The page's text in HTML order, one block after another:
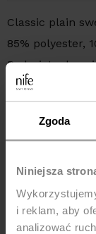
Zgoda
Niniejsza
i reklam, aby
analizować
Classic plain
85% polyester,
Podmiot
UE:
NIFE Sp. z o
kraj: Poland,
sklep@nife.pl